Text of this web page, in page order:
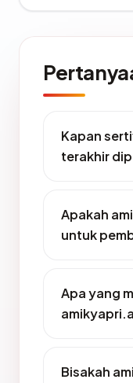
Kapan
terakhir
Apakah
untuk
Apa yang
Bisakah